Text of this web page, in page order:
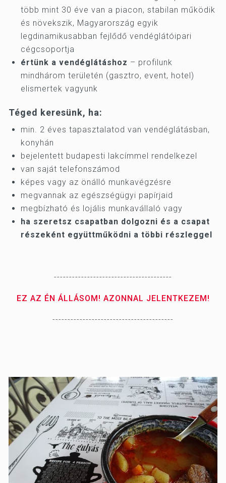
több mint 30 éve van a piacon, stabilan működik
és növekszik, Magyarország egyik
legdinamikusabban fejlődő vendéglátóipari
cégcsoportja
értünk a vendéglátáshoz – profilunk
mindhárom területén (gasztro, event, hotel)
elismertek vagyunk
Téged keresünk, ha:
min. 2 éves tapasztalatod van vendéglátásban,
konyhán
bejelentett budapesti lakcímmel rendelkezel
van saját telefonszámod
képes vagy az önálló munkavégzésre
megvannak az egészségügyi papírjaid
megbízható és lojális munkavállaló vagy
ha szeretsz csapatban dolgozni és a csapat
részeként együttműködni a többi részleggel
---------------------------------------
EZ AZ ÉN ÁLLÁSOM! AZONNAL JELENTKEZEM!
----------------------------------------